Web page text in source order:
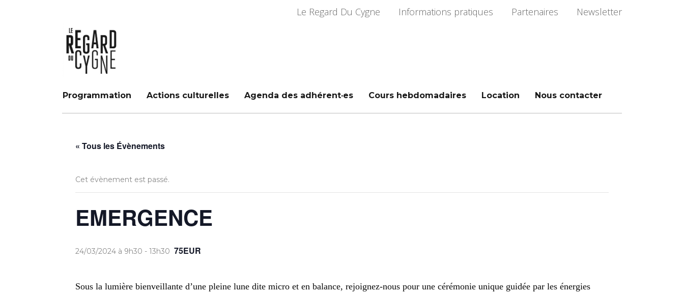
Le Regard Du Cygne Informations pratiques Partenaires Newsletter
Programmation Actions culturelles Agenda des adhérent·es Cours hebdomadaires Location Nous contacter
« Tous les Évènements
Cet évènement est passé.
EMERGENCE
24/03/2024 à 9h30 - 13h30 75EUR
Sous la lumière bienveillante d’une pleine lune dite micro et en balance, rejoignez-nous pour une cérémonie unique guidée par les énergies